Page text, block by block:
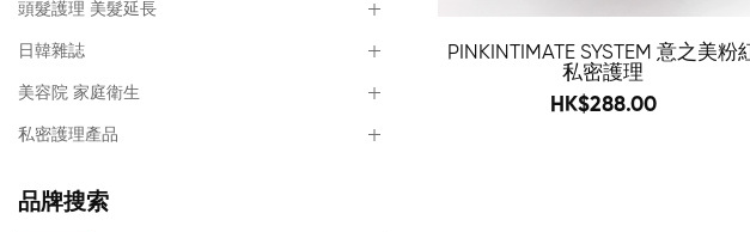
頭髮護理 美髮延長
日韓雜誌
美容院 家庭衛生
私密護理產品
品牌搜索
PINKINTIMATE SYSTEM 意之美粉紅
私密護理
500
HK$288.00